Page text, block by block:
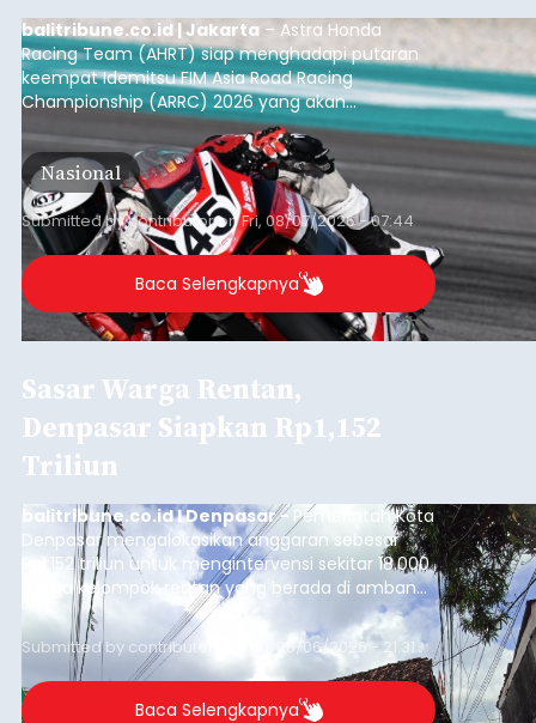
balitribune.co.id | Jakarta – Astra Honda
Racing Team (AHRT) siap menghadapi putaran
keempat Idemitsu FIM Asia Road Racing
Championship (ARRC) 2026 yang akan
berlangsung di Pertamina Mandalika
International Circuit, Lombok, Nusa Tenggara
Barat, pada 7–9 Agustus 2026.
Nasional
Submitted bycontributoronFri, 08/07/2026 - 07:44
Baca Selengkapnya
Sasar Warga Rentan,
Denpasar Siapkan Rp1,152
Triliun
balitribune.co.id I Denpasar - Pemerintah Kota
Denpasar mengalokasikan anggaran sebesar
Rp1,152 triliun untuk mengintervensi sekitar 18.000
warga kelompok rentan yang berada di ambang
garis kemiskinan. Langkah strategis ini diambil
guna menjaga masyarakat yang berada pada
kelompok desil 5 dan 6 tersebut agar tidak
merosot ke kategori miskin.
Submitted by contributor Thu, 08/06/2026 - 21:31
Baca Selengkapnya